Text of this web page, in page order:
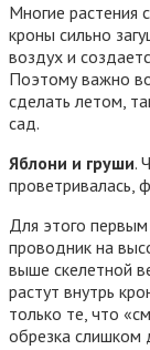
Многие растения
кроны сильно
воздух и
Поэтому важно
сделать летом,
сад.
Яблони и груши.
проветривалась,
Для этого
проводник на
выше скелетной
растут внутрь
только те, что
обрезка слишком